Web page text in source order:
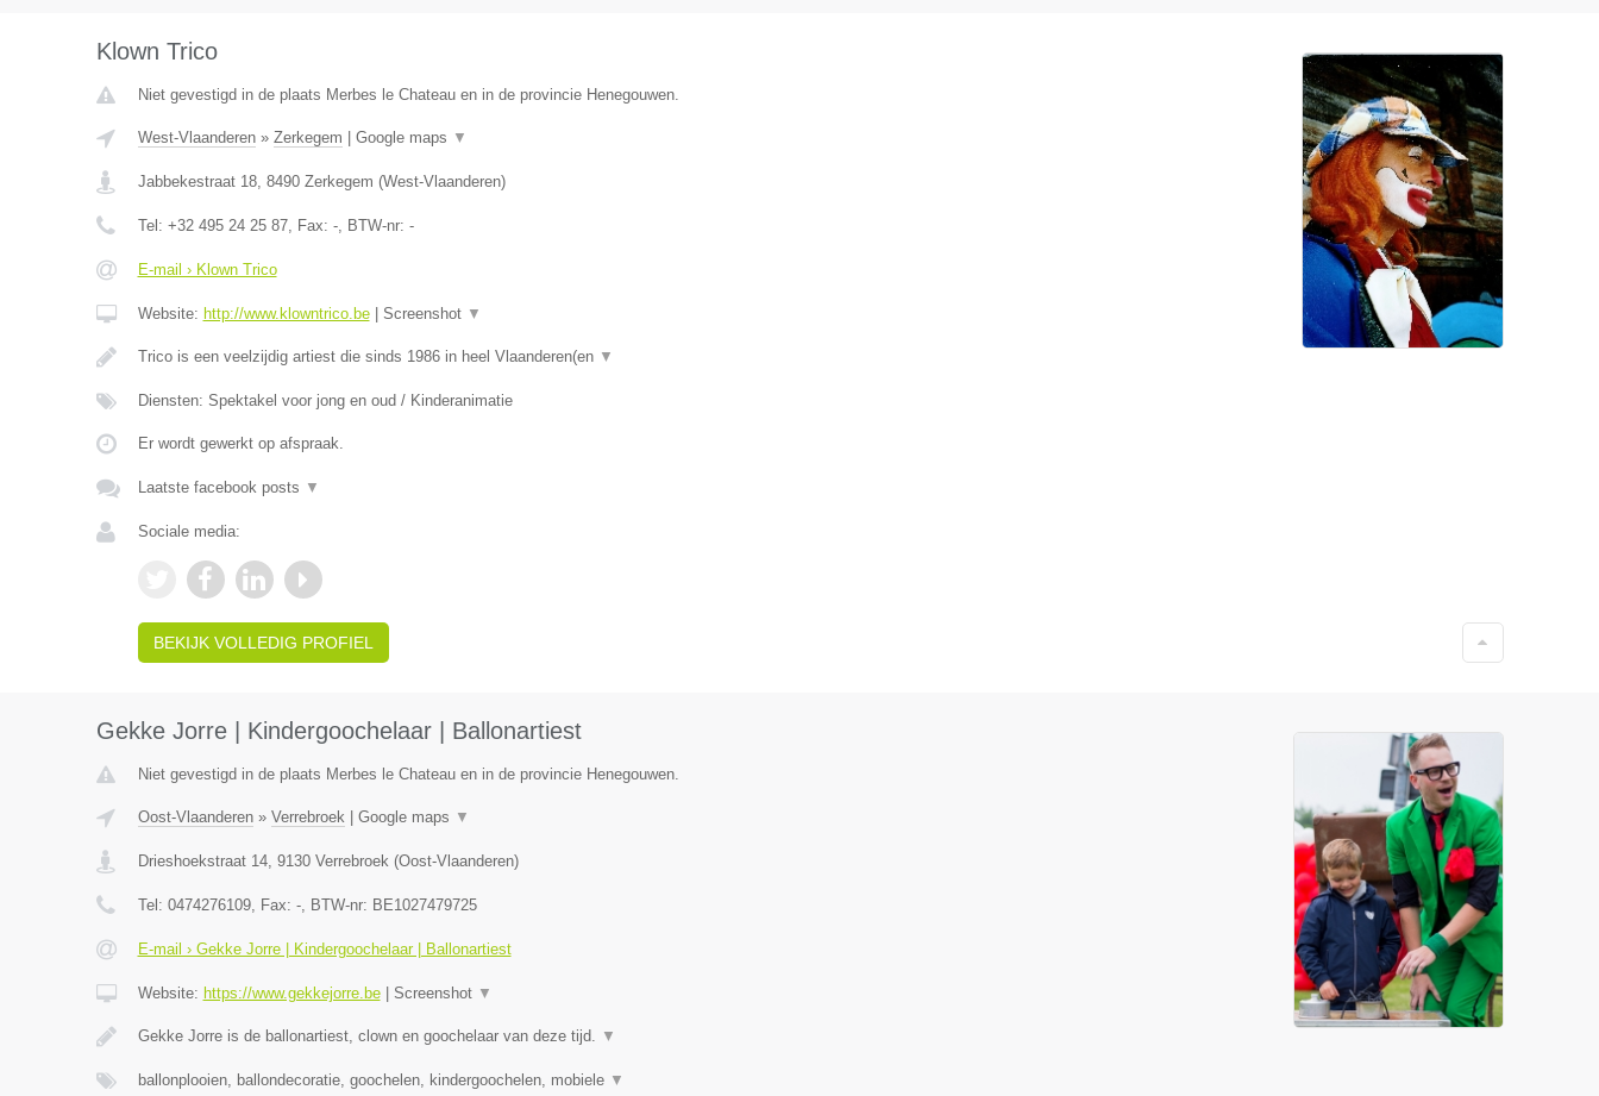
Klown Trico
Niet gevestigd in de plaats Merbes le Chateau en in de provincie Henegouwen.
West-Vlaanderen» Zerkegem Google maps ▼
Jabbekestraat 18, 8490 Zerkegem (West-Vlaanderen)
Tel: +32 495 24 25 87, Fax: -, BTW-nr: -
E-mail › Klown Trico
Website: http://www.klowntrico.be| Screenshot ▼
Trico is een veelzijdig artiest die sinds 1986 in heel Vlaanderen(en ▼
Diensten: Spektakel voor jong en oud / Kinderanimatie
Er wordt gewerkt op afspraak.
Laatste facebook posts ▼
Sociale media:
BEKIJK VOLLEDIG PROFIEL
Gekke Jorre | Kindergoochelaar | Ballonartiest
Niet gevestigd in de plaats Merbes le Chateau en in de provincie Henegouwen.
Oost-Vlaanderen» Verrebroek| Google maps ▼
Drieshoekstraat 14, 9130 Verrebroek(Oost-Vlaanderen)
Tel: 0474276109, Fax: -, BTW-nr: BE1027479725
E-mail › Gekke Jorre | Kindergoochelaar | Ballonartiest
Website: https://www.gekkejorre.be| Screenshot ▼
Gekke Jorre is de ballonartiest, clown en goochelaar van deze tijd. ▼
ballonplooien, ballondecoratie, goochelen, kindergoochelen, mobiele ▼